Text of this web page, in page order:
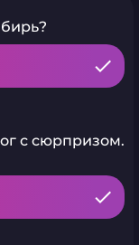
с сюрпризом.